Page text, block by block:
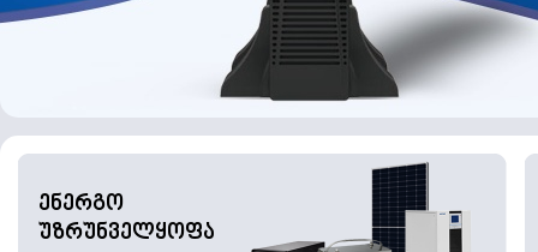
ენერგო
უზრუნველყოფა